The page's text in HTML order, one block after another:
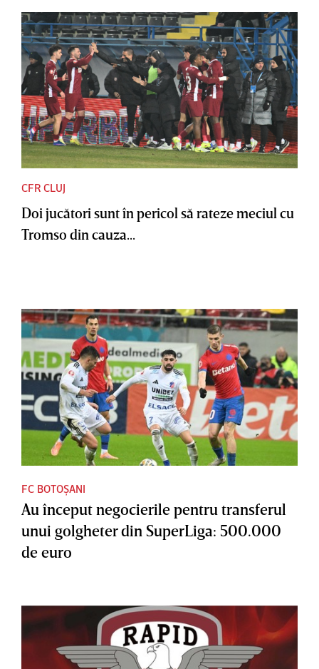
CFR CLUJ
Doi jucători sunt în pericol să rateze meciul cu
Tromso din cauza...
FC BOTOȘANI
Au început negocierile pentru transferul
unui golgheter din SuperLiga: 500.000
de euro